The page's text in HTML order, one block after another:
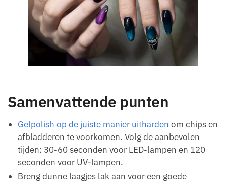
Samenvattende punten
Gelpolish op de juiste manier uitharden om chips en
afbladderen te voorkomen. Volg de aanbevolen
tijden: 30-60 seconden voor LED-lampen en 120
seconden voor UV-lampen.
Breng dunne laagjes lak aan voor een goede